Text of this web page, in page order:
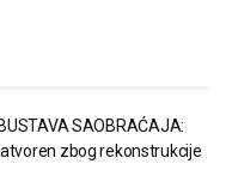
SAOBRAĆAJA:
zbog rekonstrukcije